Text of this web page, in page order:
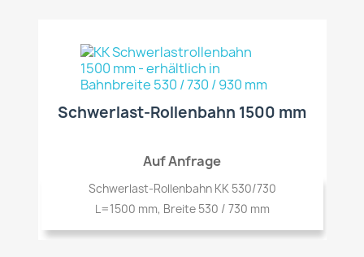
Schwerlast-Rollenbahn 1500 mm
Auf Anfrage
Schwerlast-Rollenbahn KK 530/730
L=1500 mm, Breite 530 / 730 mm